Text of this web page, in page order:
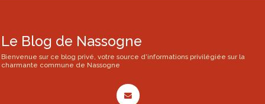
Le Blog de Nassogne
Bienvenue sur ce blog privé, votre source d'informations privilégiée sur la
charmante commune de Nassogne